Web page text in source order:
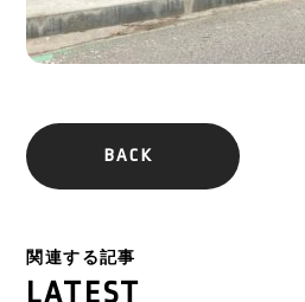
BACK
関連する記事
LATEST